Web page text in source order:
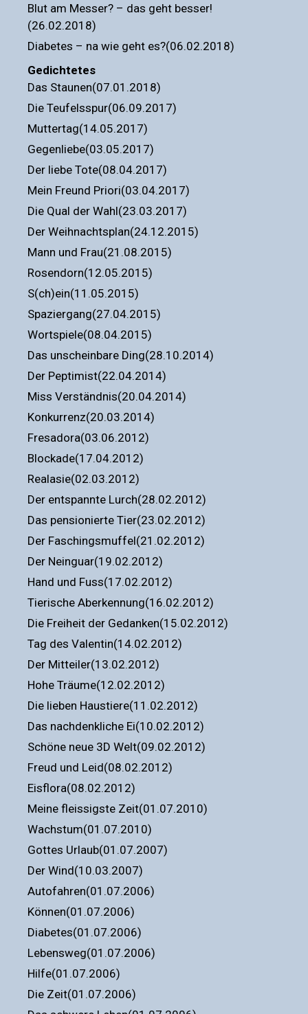
Blut am Messer? – das geht besser!
(26.02.2018)
Diabetes – na wie geht es?(06.02.2018)
Gedichtetes
Das Staunen(07.01.2018)
Die Teufelsspur(06.09.2017)
Muttertag(14.05.2017)
Gegenliebe(03.05.2017)
Der liebe Tote(08.04.2017)
Mein Freund Priori(03.04.2017)
Die Qual der Wahl(23.03.2017)
Der Weihnachtsplan(24.12.2015)
Mann und Frau(21.08.2015)
Rosendorn(12.05.2015)
S(ch)ein(11.05.2015)
Spaziergang(27.04.2015)
Wortspiele(08.04.2015)
Das unscheinbare Ding(28.10.2014)
Der Peptimist(22.04.2014)
Miss Verständnis(20.04.2014)
Konkurrenz(20.03.2014)
Fresadora(03.06.2012)
Blockade(17.04.2012)
Realasie(02.03.2012)
Der entspannte Lurch(28.02.2012)
Das pensionierte Tier(23.02.2012)
Der Faschingsmuffel(21.02.2012)
Der Neinguar(19.02.2012)
Hand und Fuss(17.02.2012)
Tierische Aberkennung(16.02.2012)
Die Freiheit der Gedanken(15.02.2012)
Tag des Valentin(14.02.2012)
Der Mitteiler(13.02.2012)
Hohe Träume(12.02.2012)
Die lieben Haustiere(11.02.2012)
Das nachdenkliche Ei(10.02.2012)
Schöne neue 3D Welt(09.02.2012)
Freud und Leid(08.02.2012)
Eisflora(08.02.2012)
Meine fleissigste Zeit(01.07.2010)
Wachstum(01.07.2010)
Gottes Urlaub(01.07.2007)
Der Wind(10.03.2007)
Autofahren(01.07.2006)
Können(01.07.2006)
Diabetes(01.07.2006)
Lebensweg(01.07.2006)
Hilfe(01.07.2006)
Die Zeit(01.07.2006)